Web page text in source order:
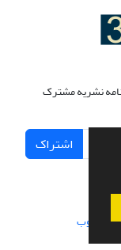
نشریه مشترک
اشتراک
سیناوب